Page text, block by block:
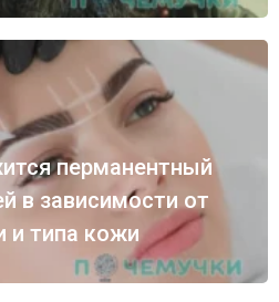
перманентный
в зависимости от
и типа кожи